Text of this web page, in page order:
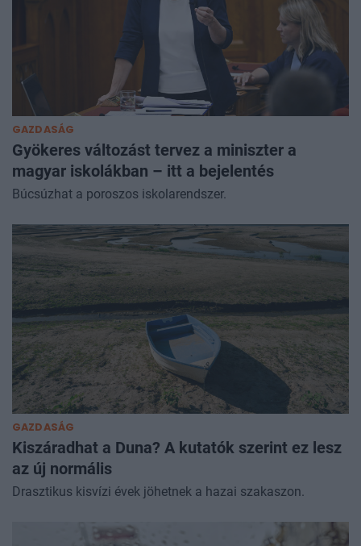
GAZDASÁG
Gyökeres változást tervez a miniszter a
magyar iskolákban – itt a bejelentés
Búcsúzhat a poroszos iskolarendszer.
GAZDASÁG
Kiszáradhat a Duna? A kutatók szerint ez lesz
az új normális
Drasztikus kisvízi évek jöhetnek a hazai szakaszon.